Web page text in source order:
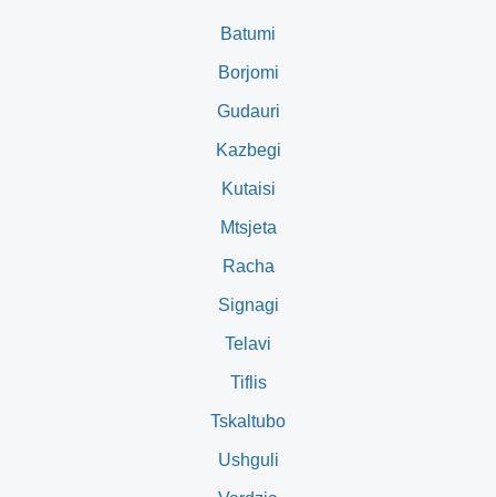
Batumi
Borjomi
Gudauri
Kazbegi
Kutaisi
Mtsjeta
Racha
Signagi
Telavi
Tiflis
Tskaltubo
Ushguli